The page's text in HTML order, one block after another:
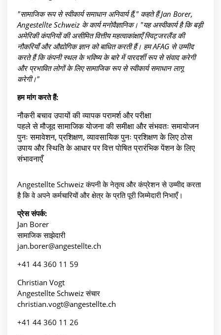
"सामाजिक रूप से स्वीकार्य समाधान अनिवार्य हैं," कहते हैं Jan Borer,
Angestellte Schweiz के कार्य मनोवैज्ञानिक। "यह अस्वीकार्य है कि बड़ी
अमेरिकी कंपनियों की असीमित वित्तीय महत्वाकांक्षाएँ स्विट्जरलैंड की
नौकरियाँ और औद्योगिक ज्ञान को बाधित करती हैं। हम AFAG से उम्मीद
करते हैं कि कंपनी स्थल के भविष्य के बारे में पारदर्शी रूप से संवाद करेगी
और प्रभावित लोगों के लिए सामाजिक रूप से स्वीकार्य समाधान लागू
करेगी।"
हम मांग करते हैं:
नौकरी बचाव उपायों की व्यापक परामर्श और परीक्षा
पहले से मौजूद सामाजिक योजना की समीक्षा और संभवतः समायोजन
पुनः समावेशन, प्रशिक्षण, व्यावसायिक पुनः प्रशिक्षण के लिए ठोस
उपाय और स्थिति के आधार पर वित्त पोषित प्रारंभिक पेंशन के लिए
संभावनाएँ
Angestellte Schweiz कंपनी के नेतृत्व और कंप्रेशन से उम्मीद करता
है कि वे अपने कर्मचारियों और क्षेत्र के प्रति पूरी जिम्मेदारी निभाएँ।
प्रेस संपर्क:
Jan Borer
सामाजिक साझेदारी
jan.borer@angestellte.ch
+41 44 360 11 59
Christian Vogt
Angestellte Schweiz संचार
christian.vogt@angestellte.ch
+41 44 360 11 26